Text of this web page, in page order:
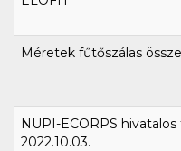
Méretek fűtőszálas
NUPI-ECORPS
2022.10.03.